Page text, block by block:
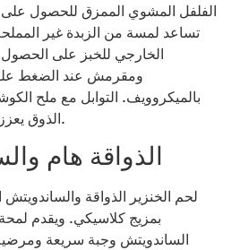
الفلفل المشوي الممزق للحصول
تساعد لمسة من الزبدة غير
الخارجي للخبز على
ومقرمش عند الضغط
بالميكروويف. التوابل مع ملح
الذوق يعزز جميع المكونات الطازجة.
الذواقة هام
لحم الخنزير الذواقة
بمزيج كلاسيكي. ويقدم
الساندويتش وجبة سريعة